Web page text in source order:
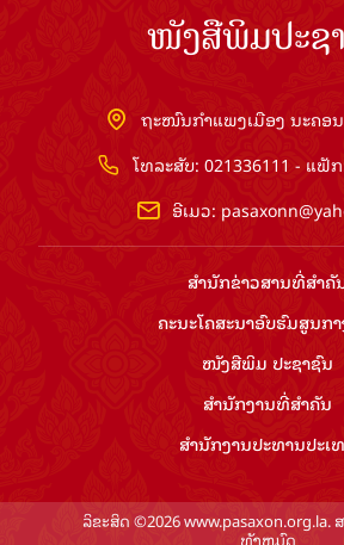
ໜັງສືພິມປະຊ
ຖະໜົນກຳແພງເມືອງ ນະຄອ
ໂທລະສັບ: 021336111 - ແຟັ
ອີເມວ:
ສຳ​ນັກ​ຂ່າວ​ສານ​ທີ່​ສຳ​ຄັ
ຄະນະໂຄສະນາອົບຮົມ​ສູນ​ກ
ໜັງສືພິມ ປະ​ຊາ​ຊົນ
ສຳ​ນັກ​ງານ​ທີ່​ສຳ​ຄັນ
ສຳ​ນັກ​ງານ​ປະ​ທານ​ປະ​ເ
ລິຂະສິດ ©2026 www.pasaxon.org.la.
ທັງຫມົດ